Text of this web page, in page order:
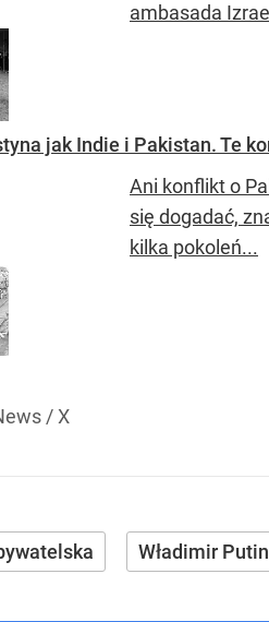
ambasada
jak Indie i Pakistan. Te
Ani konflikt o
się dogadać,
kilka pokoleń...
/ X
Władimir Putin